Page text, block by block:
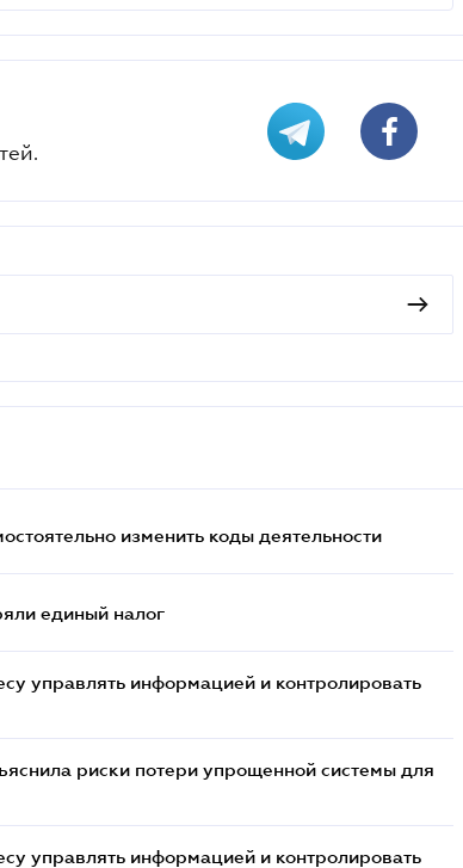
изменить коды деятельности
единый налог
управлять информацией и контролировать
риски потери упрощенной системы для
управлять информацией и контролировать